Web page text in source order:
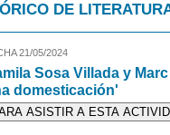
DE
21/05/2024
Sosa Villada y
domesticación'
ASISTIR A ESTA